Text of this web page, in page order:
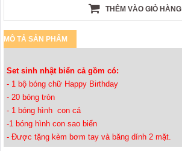
THÊM VÀO GIỎ HÀNG
MÔ TẢ SẢN PHẨM
Set sinh nhật biển cả gồm có:
- 1 bộ bóng chữ Happy Birthday
- 20 bóng tròn
- 1 bóng hình con cá
-1 bóng hình con sao biển
- Được tặng kèm bơm tay và băng dính 2 mặt.